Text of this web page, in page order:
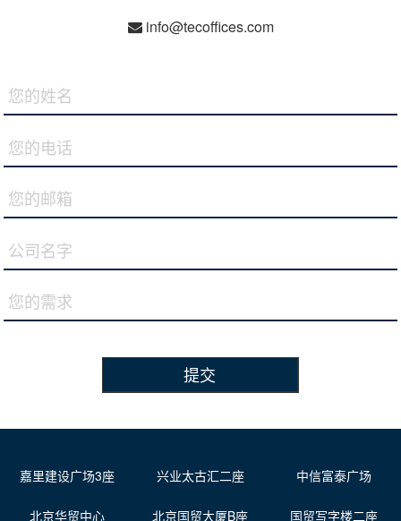
info@tecoffices.com
提交
嘉里建设广场3座 兴业太古汇二座 中信富泰广场
北京华贸中心 北京国贸大厦B座 国贸写字楼二座